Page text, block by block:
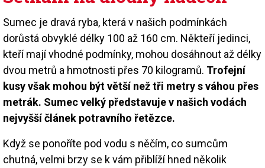
Sumec je dravá ryba, která v našich podmínkách
dorůstá obvyklé délky 100 až 160 cm. Někteří jedinci,
kteří mají vhodné podmínky, mohou dosáhnout až délky
dvou metrů a hmotnosti přes 70 kilogramů. Trofejní
kusy však mohou být větší než tři metry s váhou přes
metrák. Sumec velký představuje v našich vodách
nejvyšší článek potravního řetězce.
Když se ponoříte pod vodu s něčím, co sumcům
chutná, velmi brzy se k vám přiblíží hned několik